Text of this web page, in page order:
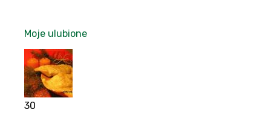
Moje ulubione
30